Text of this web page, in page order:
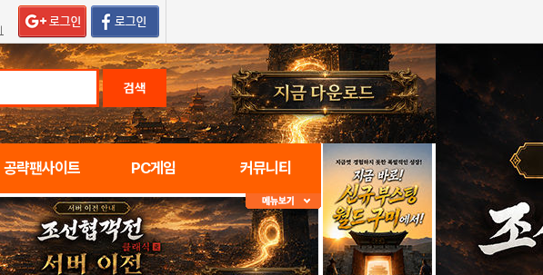
검색
공략팬사이트 PC게임 커뮤니티